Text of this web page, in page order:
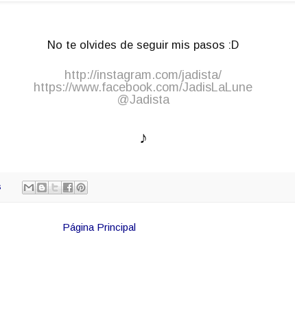
No te olvides de seguir mis pasos :D
http://instagram.com/jadista/
https://www.facebook.com/JadisLaLune
@Jadista
♪
Página Principal